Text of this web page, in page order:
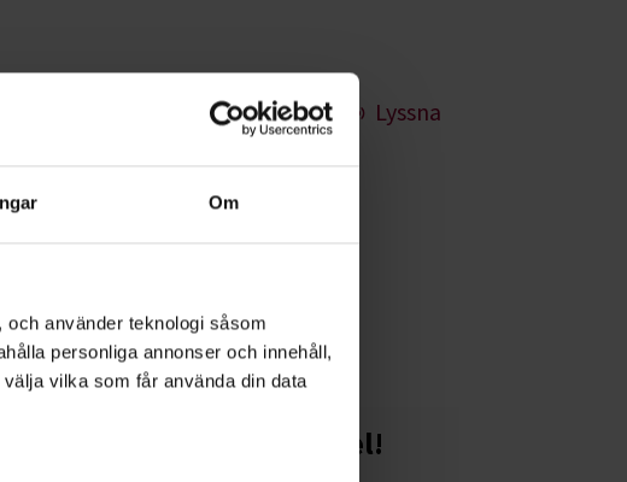
Om
använder teknologi såsom
personliga annonser och innehåll,
vilka som får använda din data
Lyssna
dig både enklare
Starta en studiecirkel!